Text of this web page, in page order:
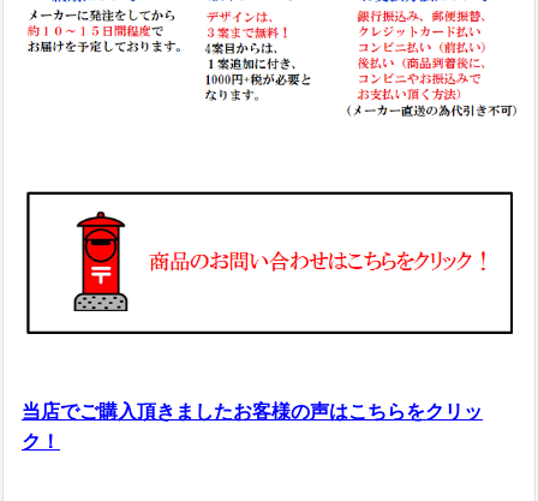
当店でご購入頂きましたお客様の声はこちらをクリッ
ク！